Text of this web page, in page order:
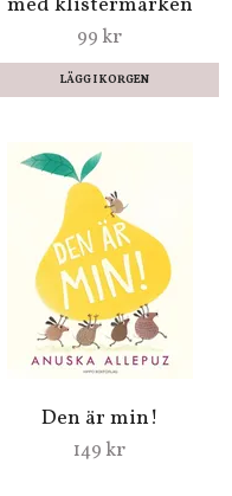
Djuren i skogen lär mig
ABC + 123 - Pysselbok
med klistermärken
99 kr